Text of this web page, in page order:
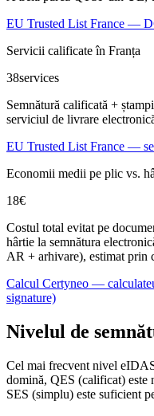
EU Trusted List France —
Servicii calificate în Franța
38services
Semnătură calificată +
serviciul de livrare
EU Trusted List France —
Economii medii pe plic vs.
18€
Costul total evitat pe
hârtie la semnătura
AR + arhivare), estimat prin
Calcul Certyneo —
signature)
Nivelul de
Cel mai frecvent nivel
domină, QES (calificat) este
SES (simplu) este suficient